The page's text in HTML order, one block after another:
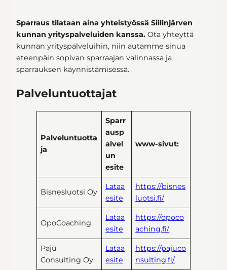
Sparraus tilataan aina yhteistyössä Siilinjärven
kunnan yrityspalveluiden kanssa. Ota yhteyttä
kunnan yrityspalveluihin, niin autamme sinua
eteenpäin sopivan sparraajan valinnassa ja
sparrauksen käynnistämisessä.
Palveluntuottajat
Palveluntuotta
ja
Sparr
ausp
alvel
un
esite
www-sivut:
Bisnesluotsi Oy
Lataa
esite
https://bisnes
luotsi.fi/
OpoCoaching
Lataa
esite
https://opoco
aching.fi/
Paju
Consulting Oy
Lataa
esite
https://pajuco
nsulting.fi/